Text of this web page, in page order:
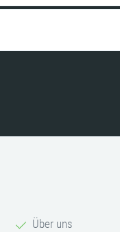
Über uns